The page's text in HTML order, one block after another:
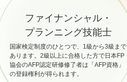
ファイナンシャル・
プランニング技能士
国家検定制度のひとつで、1級から3級まで
あります。2級以上に合格した方で日本FP
協会のAFP認定研修修了者は「AFP資格」
の登録権利が得られます。